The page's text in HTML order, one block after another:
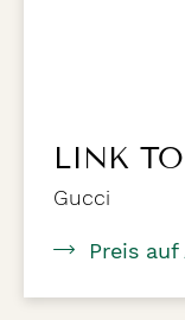
LINK
Gucci
Preis